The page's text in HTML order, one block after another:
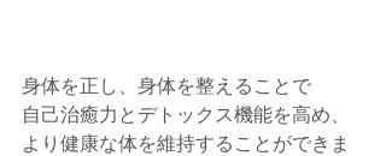
身体を正し、身体を整えることで
自己治癒力とデトックス機能を高め、
より健康な体を維持することができま